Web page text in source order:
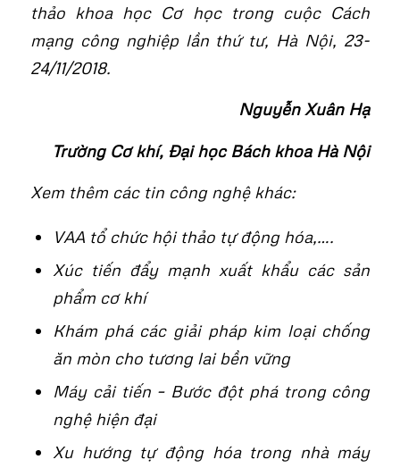
thảo khoa học Cơ học trong cuộc Cách
mạng công nghiệp lần thứ tư, Hà Nội, 23-
24/11/2018.
Nguyễn Xuân Hạ
Trường Cơ khí, Đại học Bách khoa Hà Nội
Xem thêm các tin công nghệ khác:
VAA tổ chức hội thảo tự động hóa,….
Xúc tiến đẩy mạnh xuất khẩu các sản
phẩm cơ khí
Khám phá các giải pháp kim loại chống
ăn mòn cho tương lai bền vững
Máy cải tiến – Bước đột phá trong công
nghệ hiện đại
Xu hướng tự động hóa trong nhà máy